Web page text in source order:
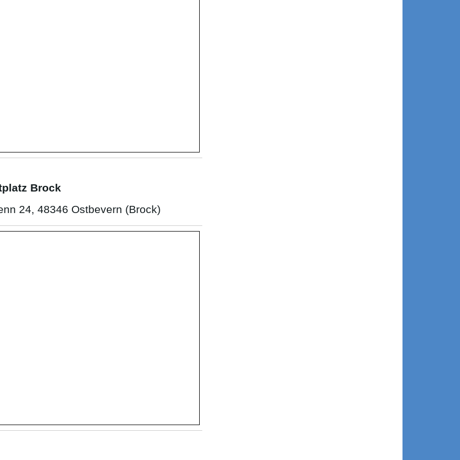
Brock
24, 48346 Ostbevern (Brock)